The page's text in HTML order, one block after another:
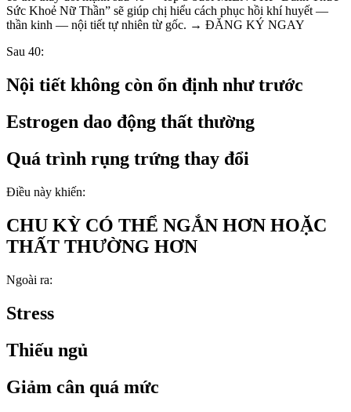
Sức Khoẻ Nữ Thần” sẽ giúp chị hiểu cách phục hồi khí huyết —
thần kinh — nội tiết tự nhiên từ gốc. → ĐĂNG KÝ NGAY
Sau 40:
Nội tiết không còn ổn định như trước
Estrogen dao động thất thường
Quá trình rụng trứng thay đổi
Điều này khiến:
CHU KỲ CÓ THỂ NGẮN HƠN HOẶC
THẤT THƯỜNG HƠN
Ngoài ra:
Stress
Thiếu ngủ
Giảm cân quá mức